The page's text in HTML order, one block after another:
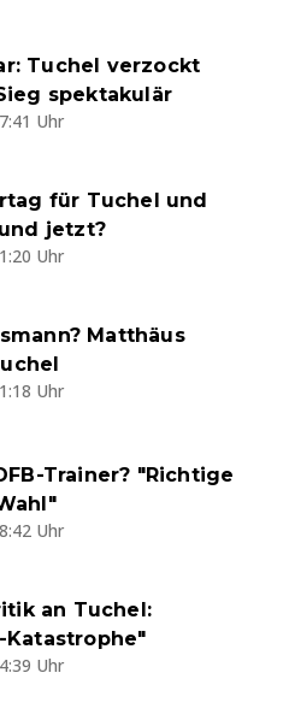
Tuchel verzockt
spektakulär
Uhr
für Tuchel und
jetzt?
Uhr
Matthäus
Uhr
Trainer? "Richtige
Uhr
an Tuchel:
Katastrophe"
Uhr